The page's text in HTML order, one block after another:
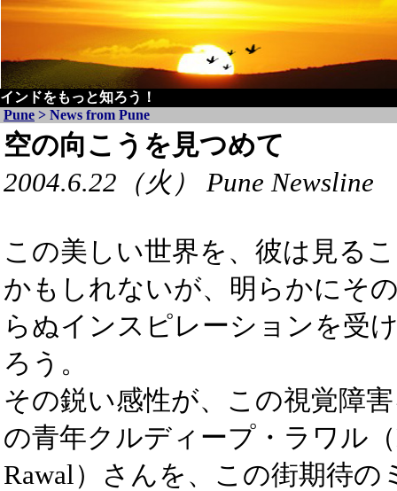
インドをもっと知ろう！
Pune > News from Pune
空の向こうを見つめて
2004.6.22（火） Pune Newsline
この美しい世界を、彼は見る
かもしれないが、明らかにそ
らぬインスピレーションを受
ろう。
その鋭い感性が、この視覚障
の青年クルディープ・ラワル
Rawal）さんを、この街期待の